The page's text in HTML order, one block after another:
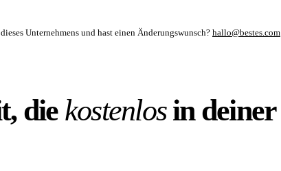
Unternehmens und hast einen Änderungswunsch? hallo@bestes.com
die kostenlosin deiner